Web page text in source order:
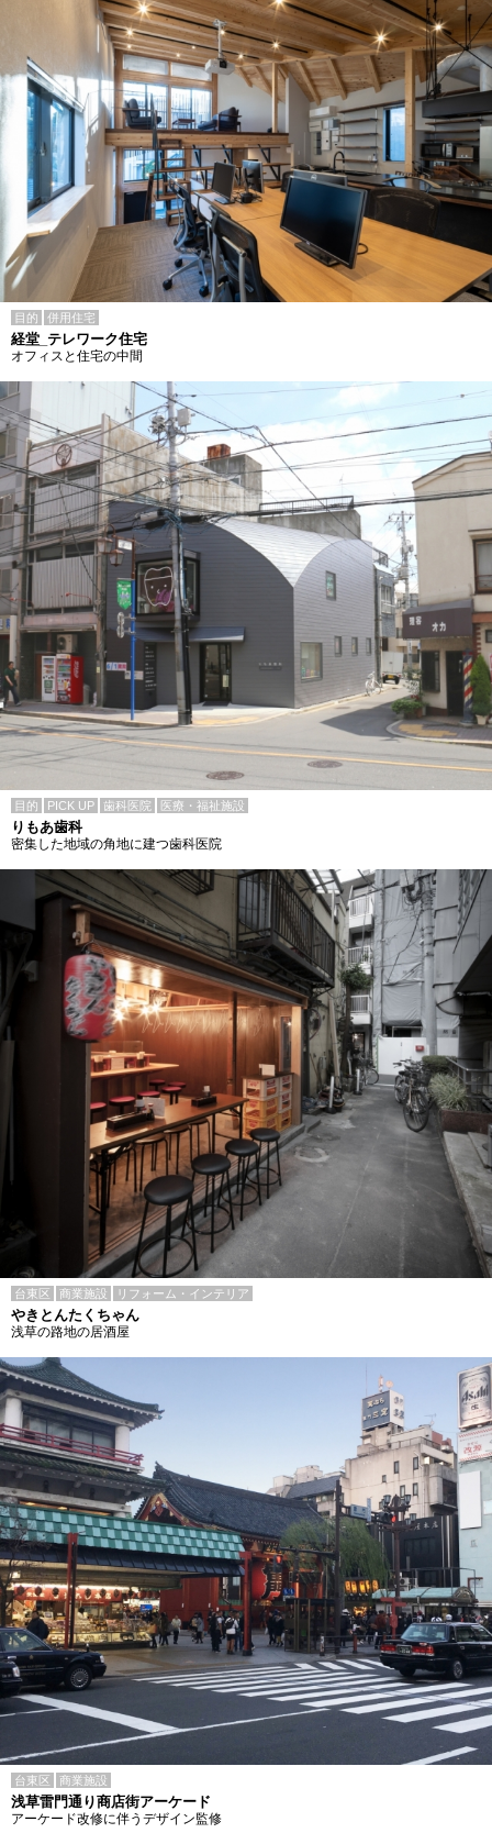
目的 併用住宅
経堂_テレワーク住宅
オフィスと住宅の中間
目的 PICK UP 歯科医院 医療・福祉施設
りもあ歯科
密集した地域の角地に建つ歯科医院
台東区 商業施設 リフォーム・インテリア
やきとんたくちゃん
浅草の路地の居酒屋
台東区 商業施設
浅草雷門通り商店街アーケード
アーケード改修に伴うデザイン監修